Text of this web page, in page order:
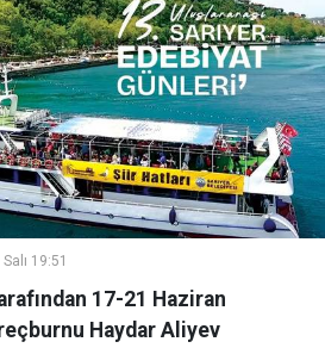
19:51
17-21 Haziran
Haydar Aliyev